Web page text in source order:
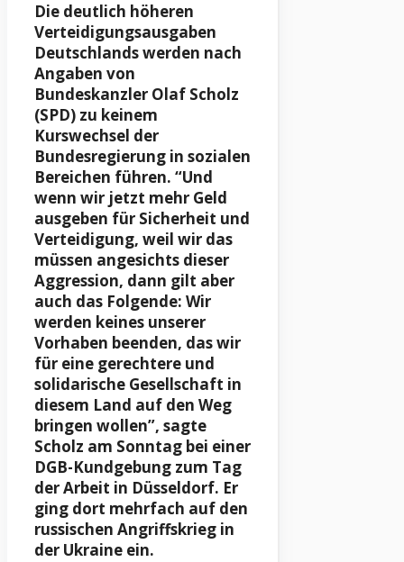
Die deutlich höheren
Verteidigungsausgaben
Deutschlands werden nach
Angaben von
Bundeskanzler Olaf Scholz
(SPD) zu keinem
Kurswechsel der
Bundesregierung in sozialen
Bereichen führen. “Und
wenn wir jetzt mehr Geld
ausgeben für Sicherheit und
Verteidigung, weil wir das
müssen angesichts dieser
Aggression, dann gilt aber
auch das Folgende: Wir
werden keines unserer
Vorhaben beenden, das wir
für eine gerechtere und
solidarische Gesellschaft in
diesem Land auf den Weg
bringen wollen”, sagte
Scholz am Sonntag bei einer
DGB-Kundgebung zum Tag
der Arbeit in Düsseldorf. Er
ging dort mehrfach auf den
russischen Angriffskrieg in
der Ukraine ein.